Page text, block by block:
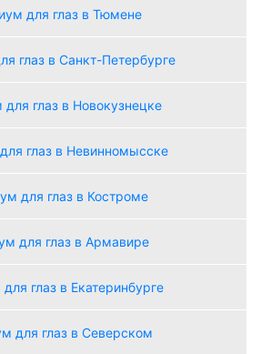
для глаз в Тюмене
глаз в Санкт-Петербурге
глаз в Новокузнецке
глаз в Невинномысске
для глаз в Костроме
для глаз в Армавире
глаз в Екатеринбурге
для глаз в Северском